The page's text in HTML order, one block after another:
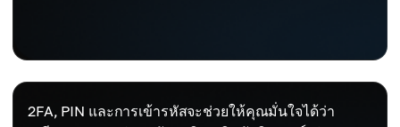
2FA, PIN และการเข้ารหัสจะช่วยให้คุณมั่นใจได้ว่า